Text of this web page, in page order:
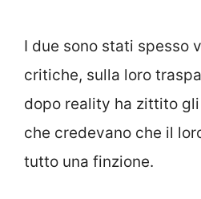
I due sono stati spesso
critiche, sulla loro
dopo reality ha zittito
che credevano che il
tutto una finzione.